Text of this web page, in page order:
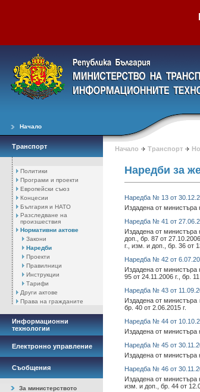
Начало
Транспорт
Политики
Програми и проекти
Европейски съюз
Концесии
България и НАТО
Разследване на
произшествия
Нормативни актове
Закони
Наредби
Проекти
Правилници
Инструкции
Тарифи
Други актове
Права на гражданите
Информационни
технологии
Електронно управление
Съобщения
За министерството
Начало Транспорт
Наредби за
Наредба № 13 от
Издадена от министъра
Наредба № 41 от
Издадена от министъра
доп., бр. 87 от
г., изм. и доп., бр. 36 от
Наредба № 42 от
Издадена от министъра
95 от 24.11.2006 г., бр.
Наредба № 43 от
Издадена от министъра
бр. 40 от 2.06.2015 г.
Наредба № 44 от
Издадена от министъра
Наредба № 45 от
Издадена от министъра
Наредба № 46 от
Издадена от министъра
изм. и доп., бр. 44 от